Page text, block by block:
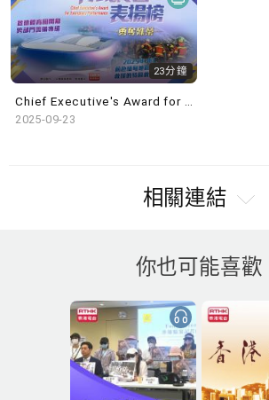
23分鐘
Chief Executive's Award for Exemplary Performance 2025
2025-09-23
相關連結
你也可能喜歡